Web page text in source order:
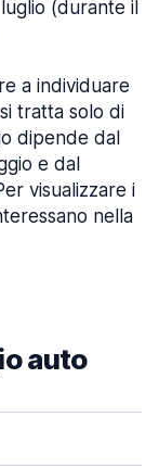
(durante il
a individuare
tratta solo di
dipende dal
e dal
visualizzare i
nella
auto